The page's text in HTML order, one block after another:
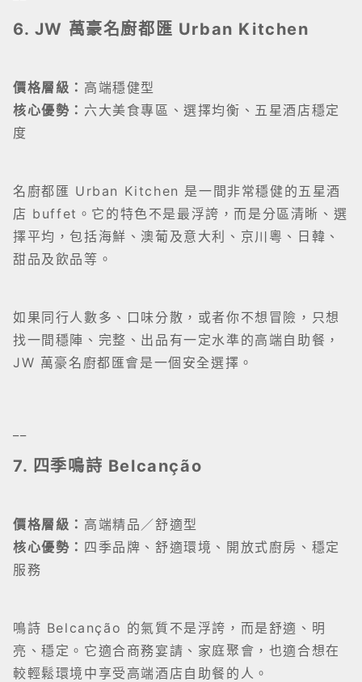
6. JW 萬豪名廚都匯 Urban Kitchen
價格層級： 高端穩健型
核心優勢： 六大美食專區、選擇均衡、五星酒店穩定
度
名廚都匯 Urban Kitchen 是一間非常穩健的五星酒
店 buffet。它的特色不是最浮誇，而是分區清晰、選
擇平均，包括海鮮、澳葡及意大利、京川粵、日韓、
甜品及飲品等。
如果同行人數多、口味分散，或者你不想冒險，只想
找一間穩陣、完整、出品有一定水準的高端自助餐，
JW 萬豪名廚都匯會是一個安全選擇。
7. 四季鳴詩 Belcanção
價格層級： 高端精品／舒適型
核心優勢： 四季品牌、舒適環境、開放式廚房、穩定
服務
鳴詩 Belcanção 的氣質不是浮誇，而是舒適、明
亮、穩定。它適合商務宴請、家庭聚會，也適合想在
較輕鬆環境中享受高端酒店自助餐的人。